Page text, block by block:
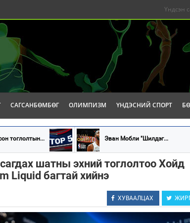
Үндсэн
САГСАНБӨМБӨГ ОЛИМПИЗМ ҮНДЭСНИЙ СПОРТ
тоглолтын... Эван Мобли "Шилдэг...
шатны эхний тоглолтоо Хойд
Liquid багтай хийнэ
ХУВААЛЦАХ